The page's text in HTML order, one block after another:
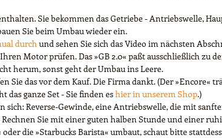
Sie bekommen das Getriebe - Antriebswelle,
Sie beim Umbau wieder ein.
durchund sehen Sie sich das Video im nächsten
Motor prüfen. Das »GB 2.0« paßt ausschließlich zu
herum, sonst geht der Umbau ins Leere.
das vor dem Kauf. Die Firma dankt. (Der »Encore«
ganze Set - Sie finden eshier in unserem Shop.)
Reverse-Gewinde, eine Antriebswelle, die mit
Sie mit einer guten halben Stunde und einer
die »Starbucks Barista« umbaut, schaut bitte